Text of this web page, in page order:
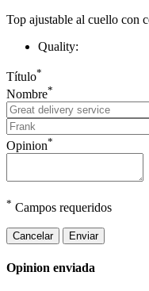
Top ajustable al cuello con
Quality:
Título*
Nombre*
Opinion*
* Campos requeridos
Cancelar Enviar
Opinion enviada